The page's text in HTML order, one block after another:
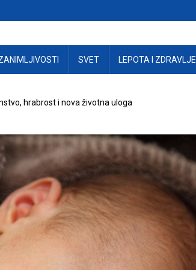
SVET LEPOTA I ZDRAVLJE
hrabrost i nova životna uloga